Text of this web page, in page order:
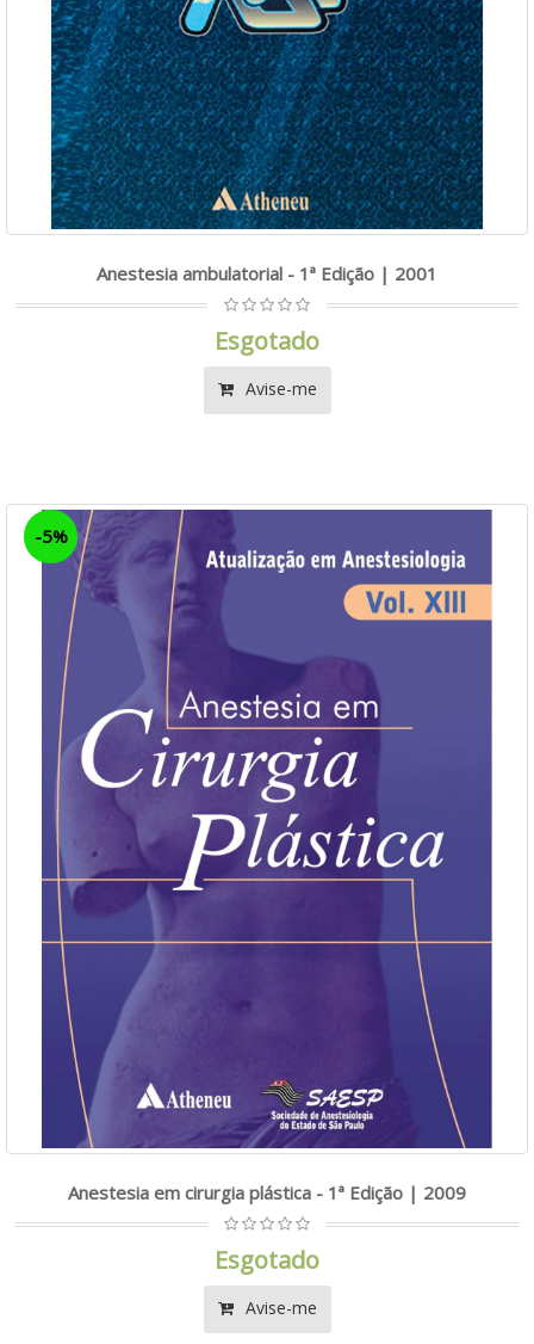
Anestesia ambulatorial - 1ª Edição | 2001
Esgotado
Avise-me
-5%
Anestesia em cirurgia plástica - 1ª Edição | 2009
Esgotado
Avise-me